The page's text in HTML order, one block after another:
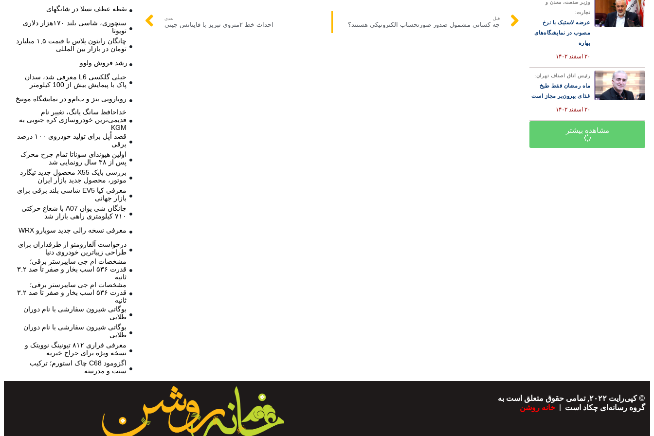
وزیر صنعت، معدن و
تجارت:
عرضه لاستیک با نرخ
مصوب در نمایشگاه‌های
بهاره
۲۰ اسفند ۱۴۰۲
رئیس اتاق اصناف تهران:
ماه رمضان فقط طبخ
غذای بیرون‌بر مجاز است
۲۰ اسفند ۱۴۰۲
مشاهده بیشتر
قبل
چه کسانی مشمول صدور صورتحساب الکترونیکی هستند؟
بعدی
احداث خط ۲متروی تبریز با فاینانس چینی
نقطه عطف تسلا در شانگهای
سنچوری، شاسی بلند ۱۷۰هزار دلاری
تویوتا
چانگان رایتون پلاس با قیمت ۱,۵ میلیارد
تومان در بازار بین المللی
رشد فروش ولوو
جیلی گلکسی L6 معرفی شد، سدان
پاک با پیمایش بیش از 100 کیلومتر
رویارویی بنز و ب‌ام‌و در نمایشگاه مونیخ
خداحافظ سانگ یانگ، تغییر نام
قدیمی‌ترین خودروسازی کره جنوبی به
KGM
قصد اُپل برای تولید خودروی ۱۰۰ درصد
برقی
اولین هیوندای سوناتا تمام چرخ محرک
پس از ۳۸ سال رونمایی شد
بررسی بایک X55 محصول جدید تیگارد
موتور، محصول جدید بازار ایران
معرفی کیا EV5 شاسی بلند برقی برای
بازار جهانی
چانگان شی یوان A07 با شعاع حرکتی
۷۱۰ کیلومتری راهی بازار شد
معرفی نسخه رالی جدید سوبارو WRX
درخواست آلفارومئو از طرفداران برای
طراحی زیباترین خودروی دنیا
مشخصات ام جی سایبرستر برقی؛
قدرت ۵۳۶ اسب بخار و صفر تا صد ۳.۲
ثانیه
مشخصات ام جی سایبرستر برقی؛
قدرت ۵۳۶ اسب بخار و صفر تا صد ۳.۲
ثانیه
بوگاتی شیرون سفارشی با نام دوران
طلایی
بوگاتی شیرون سفارشی با نام دوران
طلایی
معرفی فراری ۸۱۲ تیونینگ نوویتک و
نسخه ویژه برای حراج خیریه
اگزومود C68 چاک استورم؛ ترکیب
سنت و مدرنیته
© کپی‌رایت ۲۰۲۲, تمامی حقوق متعلق است به
گروه رسانه‌ای چکاد است | خانه روشن